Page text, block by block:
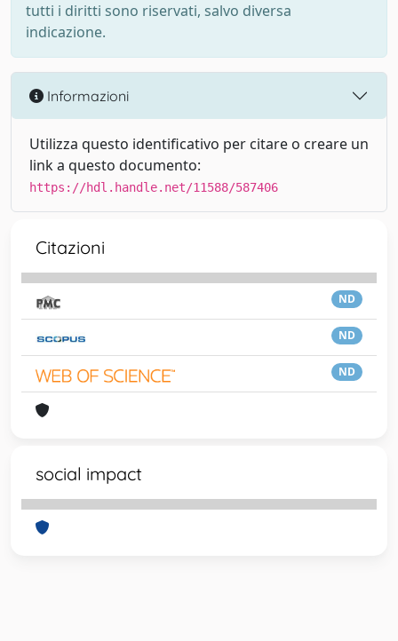
tutti i diritti sono riservati, salvo diversa
indicazione.
Informazioni
Utilizza questo identificativo per citare o creare un
link a questo documento:
https://hdl.handle.net/11588/587406
Citazioni
ND
ND
ND
social impact